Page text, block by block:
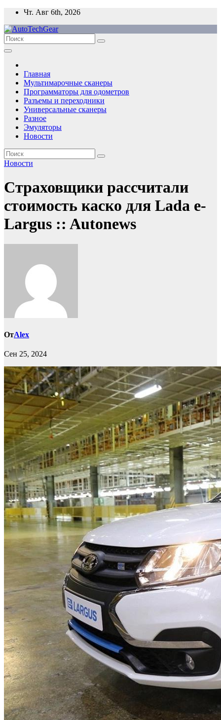
Перейти
содержимому
Чт. Авг 6th, 2026
Главная
Мультимарочные сканеры
Программаторы для одометров
Разъемы и переходники
Универсальные сканеры
Разное
Эмуляторы
Новости
Новости
Страховщики рассчитали
стоимость каско для Lada e-
Largus :: Autonews
ОтAlex
Сен 25, 2024